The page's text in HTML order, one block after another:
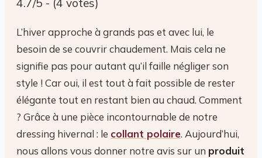
4.7/5 - (4 votes)
L’hiver approche à grands pas et avec lui, le
besoin de se couvrir chaudement. Mais cela ne
signifie pas pour autant qu’il faille négliger son
style ! Car oui, il est tout à fait possible de rester
élégante tout en restant bien au chaud. Comment
? Grâce à une pièce incontournable de notre
dressing hivernal : le collant polaire. Aujourd’hui,
nous allons vous donner notre avis sur un produit